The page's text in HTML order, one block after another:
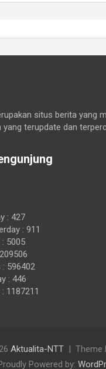
situs berita yang
terupdate dan
: 427
: 911
5005
596402
: 446
1187211
Aktualita-NTT Theme
Powered by: